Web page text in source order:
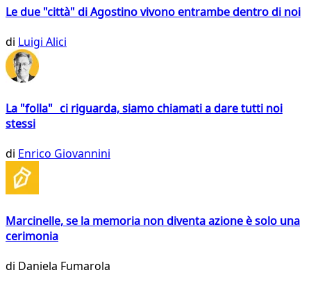
Le due "città" di Agostino vivono entrambe dentro di noi
di Luigi Alici
La "folla" ci riguarda, siamo chiamati a dare tutti noi
stessi
di Enrico Giovannini
Marcinelle, se la memoria non diventa azione è solo una
cerimonia
di Daniela Fumarola